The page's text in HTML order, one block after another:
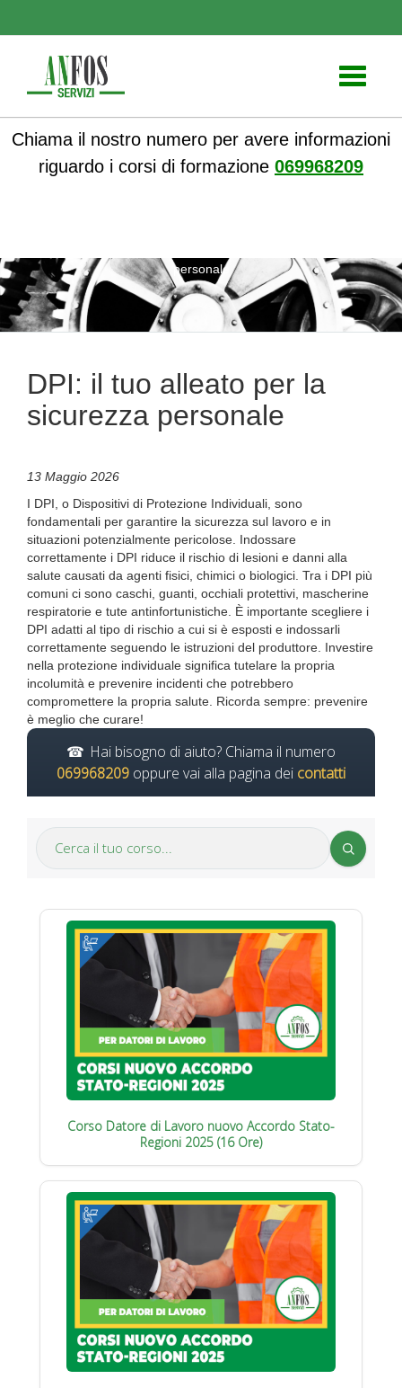
Toggle
Chiama il nostro numero per avere informazioni
riguardo i corsi di formazione 069968209
personale
DPI: il tuo alleato per la
sicurezza personale
13 Maggio 2026
I DPI, o Dispositivi di Protezione Individuali, sono
fondamentali per garantire la sicurezza sul lavoro e in
situazioni potenzialmente pericolose. Indossare
correttamente i DPI riduce il rischio di lesioni e danni alla
salute causati da agenti fisici, chimici o biologici. Tra i DPI più
comuni ci sono caschi, guanti, occhiali protettivi, mascherine
respiratorie e tute antinfortunistiche. È importante scegliere i
DPI adatti al tipo di rischio a cui si è esposti e indossarli
correttamente seguendo le istruzioni del produttore. Investire
nella protezione individuale significa tutelare la propria
incolumità e prevenire incidenti che potrebbero
compromettere la propria salute. Ricorda sempre: prevenire
è meglio che curare!
Hai bisogno di aiuto? Chiama il numero
069968209 oppure vai alla pagina dei contatti
Corso Datore di Lavoro nuovo Accordo Stato-
Regioni 2025 (16 Ore)